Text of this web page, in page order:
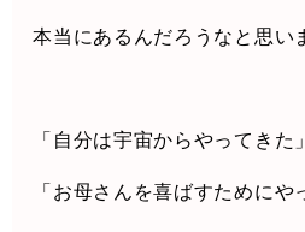
本当にあるんだろうなと思い
「自分は宇宙からやってきた」
「お母さんを喜ばすためにや